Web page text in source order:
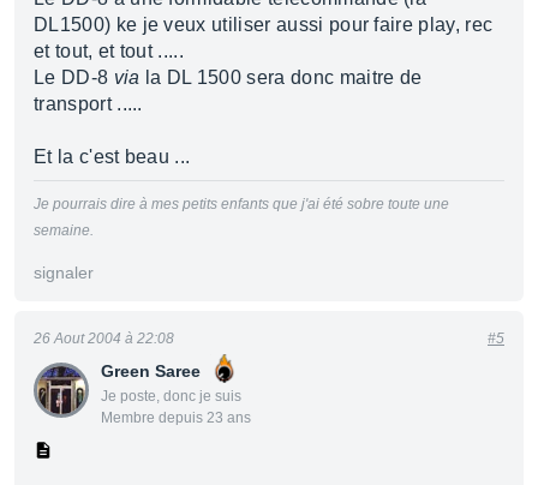
DL1500) ke je veux utiliser aussi pour faire play, rec
et tout, et tout .....
Le DD-8 via la DL 1500 sera donc maitre de
transport .....
Et la c'est beau ...
Je pourrais dire à mes petits enfants que j'ai été sobre toute une
semaine.
signaler
Green Saree
Je poste, donc je suis
Membre depuis 23 ans
26 Aout 2004 à 22:08 #5